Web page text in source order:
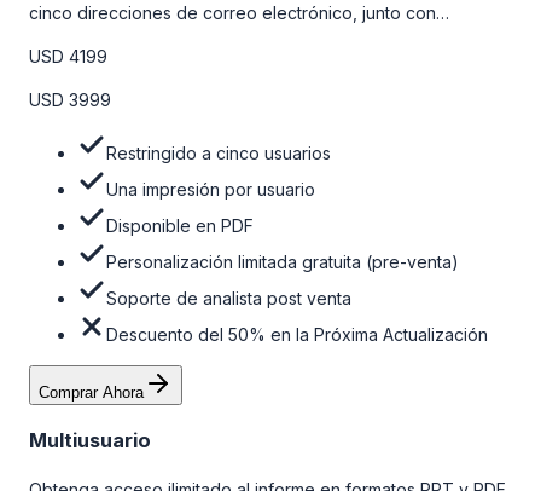
cinco direcciones de correo electrónico, junto con
venta y el soporte post-venta de nuestros analistas. Para
obtener más información, consulte la tabla de precios a
USD 4199
USD 3999
Restringido a cinco usuarios
Una impresión por usuario
Disponible en PDF
Personalización limitada gratuita (pre-venta)
Soporte de analista post venta
Descuento del 50% en la Próxima Actualización
Comprar Ahora
Multiusuario